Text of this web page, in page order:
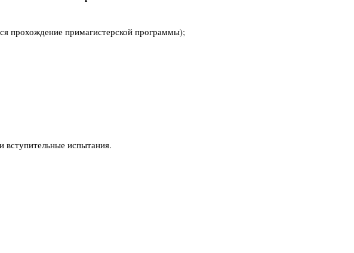
прохождение примагистерской программы);
испытания.